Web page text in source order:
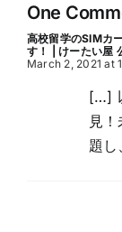
One
高校留学のSIMカ
す！ | けーたい屋
March 2, 2021 at
[…]
見
題